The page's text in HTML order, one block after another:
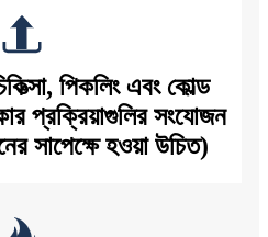
পিকলিং এবং কোল্ড
প্রক্রিয়াগুলির সংযোজন
সাপেক্ষে হওয়া উচিত)